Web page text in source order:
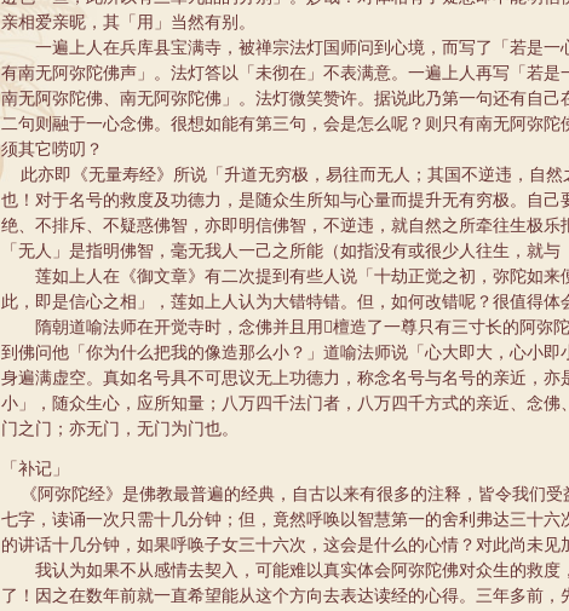
亲相爱亲昵，其「用」当然有别。
一遍上人在兵库县宝满寺，被禅宗法灯国师问到心境，而写了「若是一
有南无阿弥陀佛声」。法灯答以「未彻在」不表满意。一遍上人再写「若是
南无阿弥陀佛、南无阿弥陀佛」。法灯微笑赞许。据说此乃第一句还有自己
二句则融于一心念佛。很想如能有第三句，会是怎么呢？则只有南无阿弥陀
须其它唠叨？
此亦即《无量寿经》所说「升道无穷极，易往而无人；其国不逆违，自然
也！对于名号的救度及功德力，是随众生所知与心量而提升无有穷极。自己
绝、不排斥、不疑惑佛智，亦即明信佛智，不逆违，就自然之所牵往生极乐
「无人」是指明佛智，毫无我人一己之所能（如指没有或很少人往生，就与
莲如上人在《御文章》有二次提到有些人说「十劫正觉之初，弥陀如来
此，即是信心之相」，莲如上人认为大错特错。但，如何改错呢？很值得体
隋朝道喻法师在开觉寺时，念佛并且用檀造了一尊只有三寸长的阿弥
到佛问他「你为什么把我的像造那么小？」道喻法师说「心大即大，心小即
身遍满虚空。真如名号具不可思议无上功德力，称念名号与名号的亲近，亦
小」，随众生心，应所知量；八万四千法门者，八万四千方式的亲近、念佛
门之门；亦无门，无门为门也。
「补记」
《阿弥陀经》是佛教最普遍的经典，自古以来有很多的注释，皆令我们受
七字，读诵一次只需十几分钟；但，竟然呼唤以智慧第一的舍利弗达三十六
的讲话十几分钟，如果呼唤子女三十六次，这会是什么的心情？对此尚未见
我认为如果不从感情去契入，可能难以真实体会阿弥陀佛对众生的救度
了！因之在数年前就一直希望能从这个方向去表达读经的心得。三年多前，